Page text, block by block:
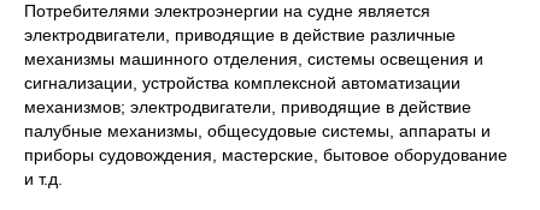
Потребителями электроэнергии на судне является
электродвигатели, приводящие в действие различные
механизмы машинного отделения, системы освещения и
сигнализации, устройства комплексной автоматизации
механизмов; электродвигатели, приводящие в действие
палубные механизмы, общесудовые системы, аппараты и
приборы судовождения, мастерские, бытовое оборудование
и т.д.